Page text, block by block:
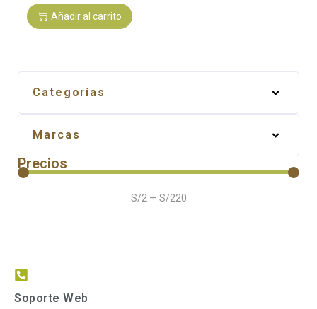
Categorías
Marcas
Precios
S/2 — S/220
Añadir al carrito
Soporte Web